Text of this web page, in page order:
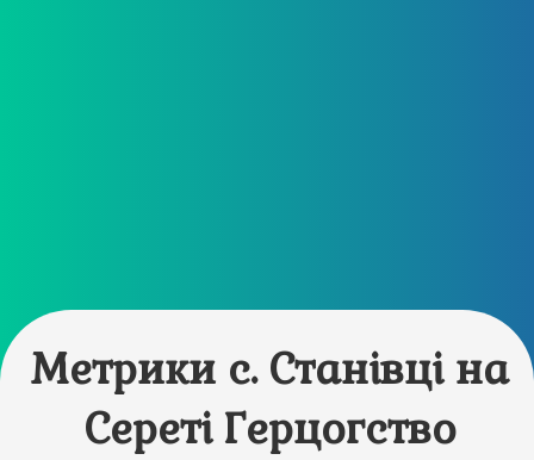
Метрики с. Станівці на
Сереті Герцогство